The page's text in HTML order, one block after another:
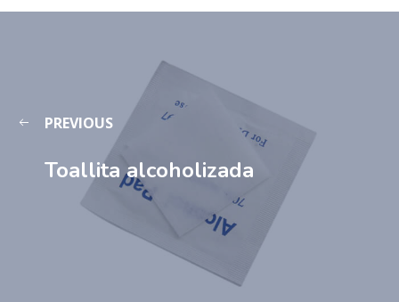
PREVIOUS
Toallita alcoholizada